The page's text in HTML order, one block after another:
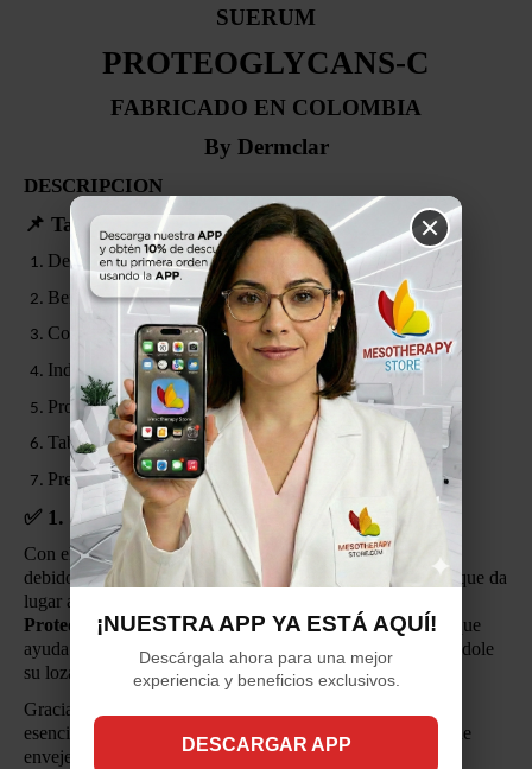
SUERUM
PROTEOGLYCANS-C
FABRICADO EN COLOMBIA
By Dermclar
DESCRIPCION
📌 Tabla de Contenido
Descripción del Producto
Beneficios Clave
Componentes Principales
Indicaciones de Uso
Protocolo Sugerido (4–8 sesiones)
Tabla de Aplicación (6 sesiones)
Presentación del Producto
✅ 1. Descripción del Producto
Con el paso del tiempo, la piel pierde firmeza y elasticidad
debido al debilitamiento de los tejidos que la sostienen, lo que da
lugar al envejecimiento visible del rostro. El
Proteoglycans-Cde Dermclar es una solución avanzada que
ayuda a
reafirmar hidratar
la piel, devolviéndole
su lozanía y juventud.
Gracias a sus
esenciales, este suero actúa eficazmente contra los signos de
envejecimiento facial.
¡NUESTRA APP YA ESTÁ AQUÍ!
Descárgala ahora para una mejor
experiencia y beneficios exclusivos.
DESCARGAR APP